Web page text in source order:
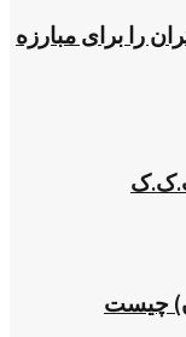
را برای مبارزه
پ.ک.ک
چیست